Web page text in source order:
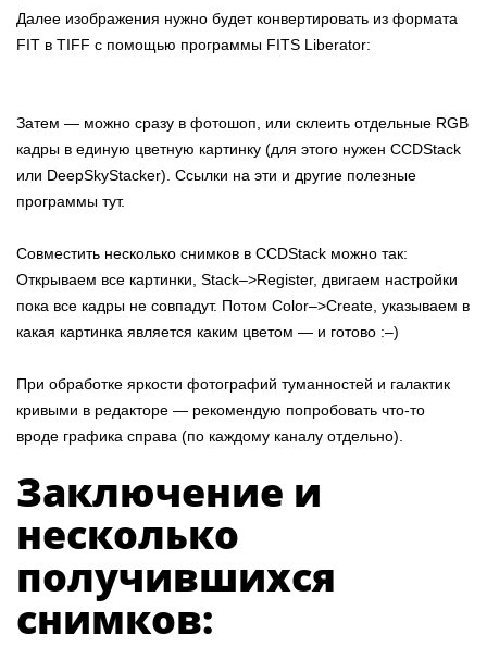
Далее изображения нужно будет конвертировать из формата
FIT в TIFF с помощью программы FITS Liberator:
Затем — можно сразу в фотошоп, или склеить отдельные RGB
кадры в единую цветную картинку (для этого нужен CCDStack
или DeepSkyStacker). Ссылки на эти и другие полезные
программы тут.
Совместить несколько снимков в CCDStack можно так:
Открываем все картинки, Stack–>Register, двигаем настройки
пока все кадры не совпадут. Потом Color–>Create, указываем в
какая картинка является каким цветом — и готово :–)
При обработке яркости фотографий туманностей и галактик
кривыми в редакторе — рекомендую попробовать что-то
вроде графика справа (по каждому каналу отдельно).
Заключение и
несколько
получившихся
снимков: